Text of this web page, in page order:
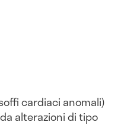
cardiaci anomali)
alterazioni di tipo